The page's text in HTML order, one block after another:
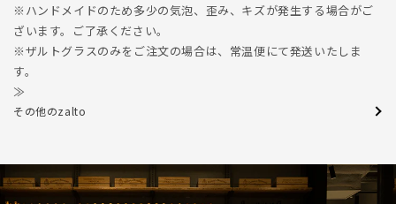
※ハンドメイドのため多少の気泡、歪み、キズが発生する場合がご
ざいます。ご了承ください。
※ザルトグラスのみをご注文の場合は、常温便にて発送いたしま
す。
≫
その他のzalto